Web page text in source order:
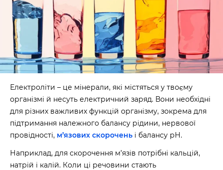
Електроліти – це мінерали, які містяться у твоєму
організмі й несуть електричний заряд. Вони необхідні
для різних важливих функцій організму, зокрема для
підтримання належного балансу рідини, нервової
провідності, м’язових скорочень і балансу рН.
Наприклад, для скорочення м’язів потрібні кальцій,
натрій і калій. Коли ці речовини стають